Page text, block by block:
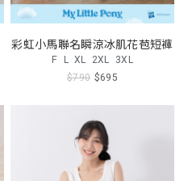
彩虹小馬聯名瞬涼冰肌花苞短褲
F L XL 2XL 3XL
$790 $695